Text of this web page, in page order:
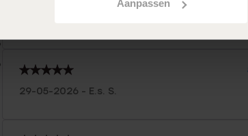
Aanpassen
Mooi design, glinstert geweldig in de
29-05-2026 - E.s. S.